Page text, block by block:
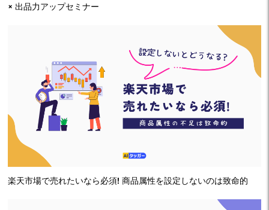
× 出品力アップセミナー
楽天市場で売れたいなら必須! 商品属性を設定しないのは致命的